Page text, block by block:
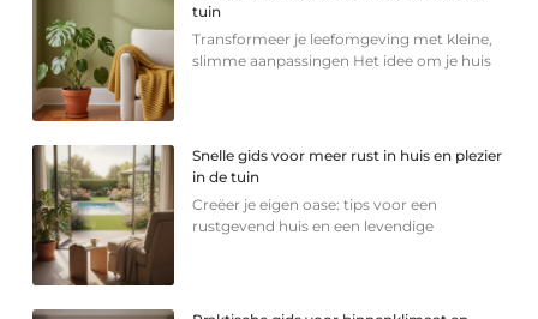
tuin
Transformeer je leefomgeving met kleine,
slimme aanpassingen Het idee om je huis
Snelle gids voor meer rust in huis en plezier
in de tuin
Creëer je eigen oase: tips voor een
rustgevend huis en een levendige